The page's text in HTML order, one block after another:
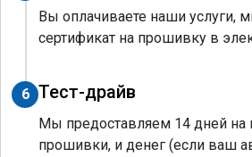
Вы оплачиваете наши услуги,
сертификат на прошивку в
6 Тест-драйв
Мы предоставляем 14 дней на
прошивки, и денег (если ваш